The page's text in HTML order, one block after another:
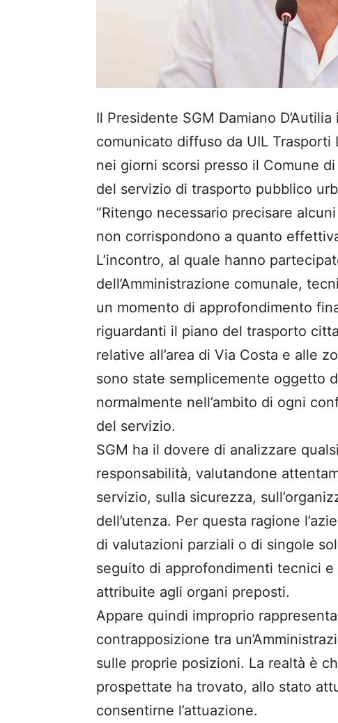
Il Presidente SGM Damiano
comunicato diffuso da UIL
nei giorni scorsi presso il Comune
del servizio di trasporto pubblico
“Ritengo necessario precisare
non corrispondono a quanto
L’incontro, al quale hanno
dell’Amministrazione comunale,
un momento di approfondimento
riguardanti il piano del trasporto
relative all’area di Via Costa e alle
sono state semplicemente oggetto
normalmente nell’ambito di ogni
del servizio.
SGM ha il dovere di analizzare
responsabilità, valutandone
servizio, sulla sicurezza,
dell’utenza. Per questa ragione
di valutazioni parziali o di singole
seguito di approfondimenti tecnici e
attribuite agli organi preposti.
Appare quindi improprio
contrapposizione tra
sulle proprie posizioni. La realtà è
prospettate ha trovato, allo stato
consentirne l’attuazione.